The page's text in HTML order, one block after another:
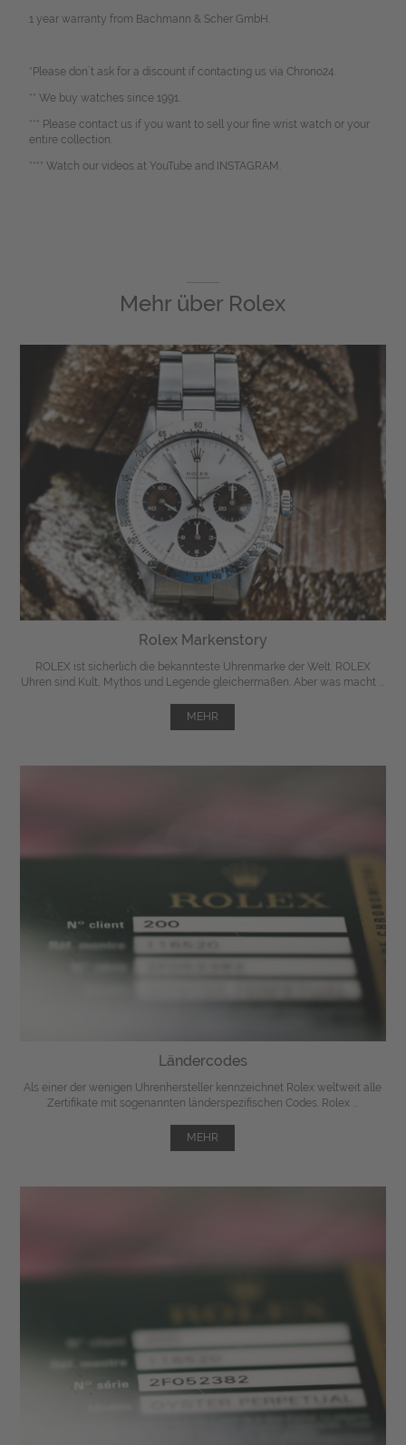
1 year warranty from Bachmann & Scher GmbH.
*Please don`t ask for a discount if contacting us via Chrono24.
** We buy watches since 1991.
*** Please contact us if you want to sell your fine wrist watch or your
entire collection.
**** Watch our videos at YouTube and INSTAGRAM.
Mehr über Rolex
Rolex Markenstory
ROLEX ist sicherlich die bekannteste Uhrenmarke der Welt. ROLEX
Uhren sind Kult, Mythos und Legende gleichermaßen. Aber was macht ...
MEHR
Ländercodes
Als einer der wenigen Uhrenhersteller kennzeichnet Rolex weltweit alle
Zertifikate mit sogenannten länderspezifischen Codes. Rolex ...
MEHR